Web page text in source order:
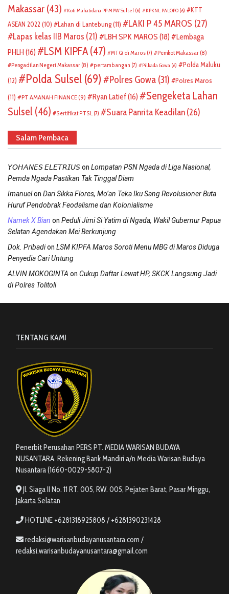
Makassar (43) Koti Mahatidana PP MPW Sulsel (6) KPKNL PALOPO (6)
KTT
ASEAN 2022 (10) Lahan di Lantebung(11) LAKI P 45 MAROS (27)
Lapas kelas IIB Maros (21) LBH SPK MAROS (18)
Lembaga
PHLH (16) LSM KIPFA (47) MTQ di Maros (7) Pemkot Makassar (8)
Pengadilan Negeri Makassar (8) pertambangan (7) Pilkada Gowa (6)
Polda Maluku
(12)
Polda Sulsel (69) Polres Gowa (31)
Polres Maros
(11)
PT AMANAH FINANCE(9) Ryan Latief(16)
Sengeketa Lahan
Sulsel (46) Sertifikat PTSL (7) Suara Panrita Keadilan(26)
Salam Pembaca
𝘠𝘖𝘏𝘈𝘕𝘌𝘚 𝘌𝘓𝘌𝘛𝘙𝘐𝘜𝘚on Lompatan PSN Ngada di Liga Nasional,
Pemda Ngada Pastikan Tak Tinggal Diam
Imanuelon Dari Sikka Flores, Mo’an Teka Iku Sang Revolusioner Buta
Huruf Pendobrak Feodalisme dan Kolonialisme
Namek X Bian on Peduli Jimi Si Yatim di Ngada, Wakil Gubernur Papua
Selatan Agendakan Mei Berkunjung
Dok. Pribadion LSM KIPFA Maros Soroti Menu MBG di Maros Diduga
Penyedia Cari Untung
ALVIN MOKOGINTA on Cukup Daftar Lewat HP, SKCK Langsung Jadi
di Polres Tolitoli
TENTANG KAMI
Penerbit Perusahan PERS PT. MEDIA WARISAN BUDAYA
NUSANTARA. Rekening Bank Mandiri a/n Media Warisan Budaya
Nusantara (1660-0029-5807-2)
Jl. Siaga II No. 11 RT. 005, RW. 005, Pejaten Barat, Pasar Minggu,
Jakarta Selatan
HOTLINE +6281318925808 / +6281390231428
redaksi@warisanbudayanusantara.com /
redaksi.warisanbudayanusantara@gmail.com